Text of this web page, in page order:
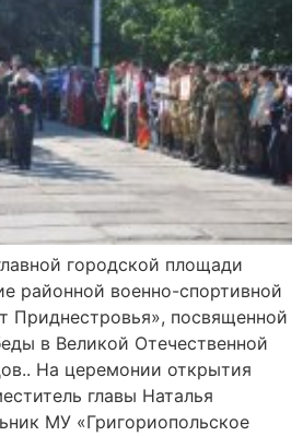
городской площади
районной военно-спортивной
Приднестровья», посвященной
в Великой Отечественной
На церемонии открытия
главы Наталья
МУ «Григориопольское